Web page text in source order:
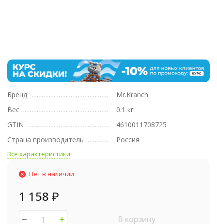
Бренд
Mr.Kranch
Вес
0.1 кг
GTIN
4610011708725
Страна производитель
Россия
Все характеристики
Нет в наличии
1 158 ₽
В корзину